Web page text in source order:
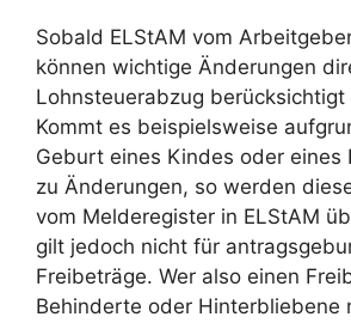
Sobald ELStAM vom
können wichtige Änderungen
Lohnsteuerabzug berücksichtigt
Kommt es beispielsweise
Geburt eines Kindes oder eines
zu Änderungen, so werden
vom Melderegister in ELStAM
gilt jedoch nicht für
Freibeträge. Wer also einen
Behinderte oder Hinterbliebene